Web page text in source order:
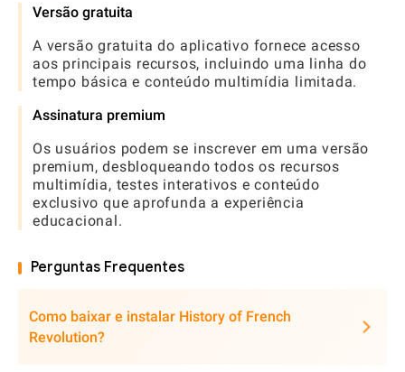
Versão gratuita
A versão gratuita do aplicativo fornece acesso
aos principais recursos, incluindo uma linha do
tempo básica e conteúdo multimídia limitada.
Assinatura premium
Os usuários podem se inscrever em uma versão
premium, desbloqueando todos os recursos
multimídia, testes interativos e conteúdo
exclusivo que aprofunda a experiência
educacional.
Perguntas Frequentes
Como baixar e instalar History of French
Revolution?